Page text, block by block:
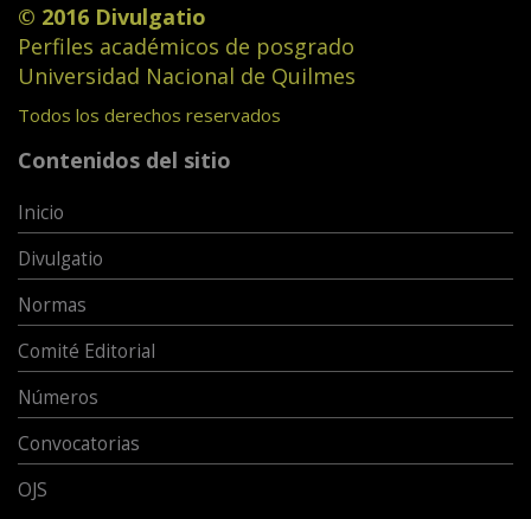
© 2016 Divulgatio
Perfiles académicos de posgrado
Universidad Nacional de Quilmes
Todos los derechos reservados
Contenidos del sitio
Inicio
Divulgatio
Normas
Comité Editorial
Números
Convocatorias
OJS